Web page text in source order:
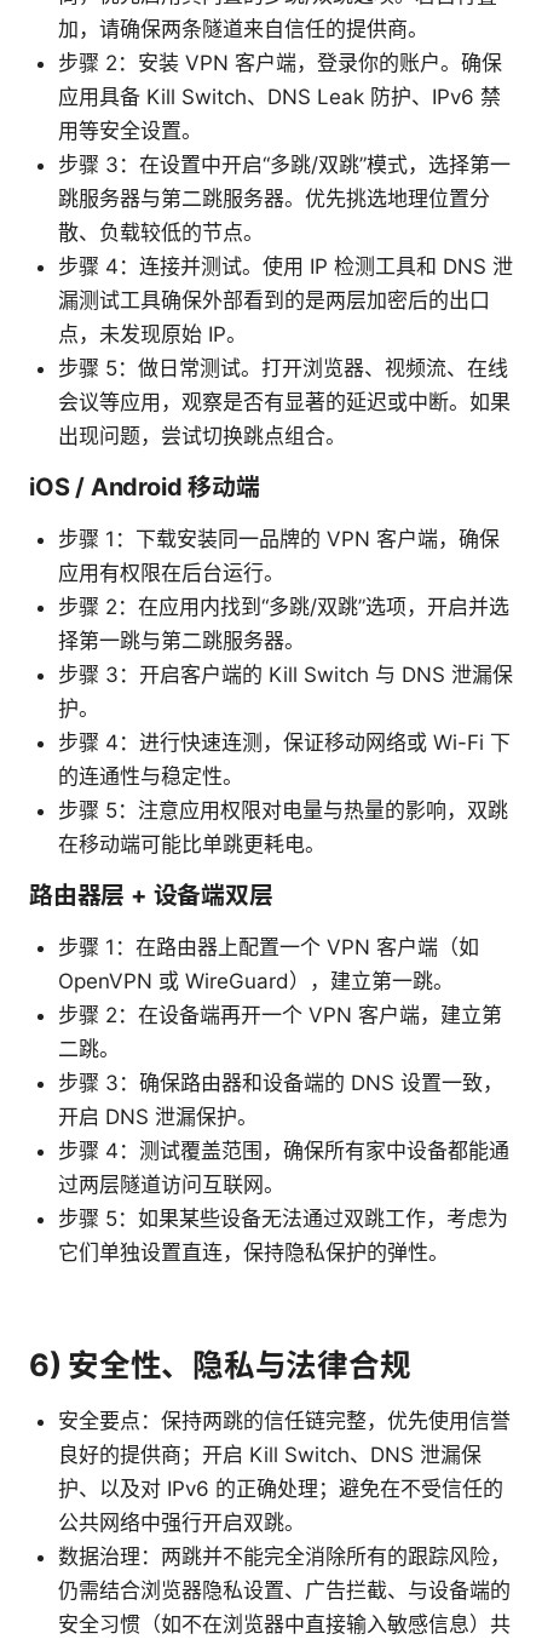
加，请确保两条隧道来自信任的提供商。
步骤 2：安装 VPN 客户端，登录你的账户。确保
应用具备 Kill Switch、DNS Leak 防护、IPv6 禁
用等安全设置。
步骤 3：在设置中开启“多跳/双跳”模式，选择第一
跳服务器与第二跳服务器。优先挑选地理位置分
散、负载较低的节点。
步骤 4：连接并测试。使用 IP 检测工具和 DNS 泄
漏测试工具确保外部看到的是两层加密后的出口
点，未发现原始 IP。
步骤 5：做日常测试。打开浏览器、视频流、在线
会议等应用，观察是否有显著的延迟或中断。如果
出现问题，尝试切换跳点组合。
iOS / Android 移动端
步骤 1：下载安装同一品牌的 VPN 客户端，确保
应用有权限在后台运行。
步骤 2：在应用内找到“多跳/双跳”选项，开启并选
择第一跳与第二跳服务器。
步骤 3：开启客户端的 Kill Switch 与 DNS 泄漏保
护。
步骤 4：进行快速连测，保证移动网络或 Wi-Fi 下
的连通性与稳定性。
步骤 5：注意应用权限对电量与热量的影响，双跳
在移动端可能比单跳更耗电。
路由器层 + 设备端双层
步骤 1：在路由器上配置一个 VPN 客户端（如
OpenVPN 或 WireGuard），建立第一跳。
步骤 2：在设备端再开一个 VPN 客户端，建立第
二跳。
步骤 3：确保路由器和设备端的 DNS 设置一致，
开启 DNS 泄漏保护。
步骤 4：测试覆盖范围，确保所有家中设备都能通
过两层隧道访问互联网。
步骤 5：如果某些设备无法通过双跳工作，考虑为
它们单独设置直连，保持隐私保护的弹性。
6) 安全性、隐私与法律合规
安全要点：保持两跳的信任链完整，优先使用信誉
良好的提供商；开启 Kill Switch、DNS 泄漏保
护、以及对 IPv6 的正确处理；避免在不受信任的
公共网络中强行开启双跳。
数据治理：两跳并不能完全消除所有的跟踪风险，
仍需结合浏览器隐私设置、广告拦截、与设备端的
安全习惯（如不在浏览器中直接输入敏感信息）共